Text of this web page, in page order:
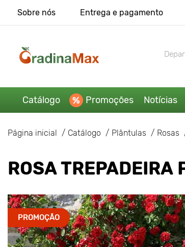
Sobre nós Entrega e pagamento
Catálogo Promoções Notícias
Página inicial Catálogo Plântulas Rosas
ROSA TREPADEIRA
PROMOÇÃO